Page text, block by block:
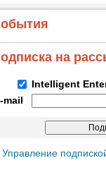
на
Intelligent
mail
Управление